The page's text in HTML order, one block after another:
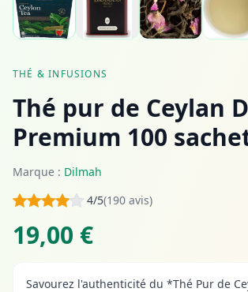
THÉ & INFUSIONS
Thé pur de Ceylan
Premium 100
Marque : Dilmah
4/5(190 avis)
19,00 €
Savourez l'authenticité du *Thé Pur de